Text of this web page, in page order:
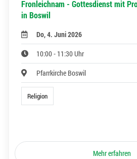
Fronleichnam - Gottesdienst mit
in Boswil
Do, 4. Juni 2026
10:00 - 11:30 Uhr
Pfarrkirche Boswil
Religion
Mehr erfahren